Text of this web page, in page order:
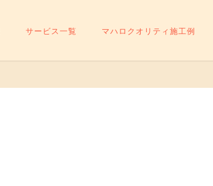
サービス一覧 マハロクオリティ施工例